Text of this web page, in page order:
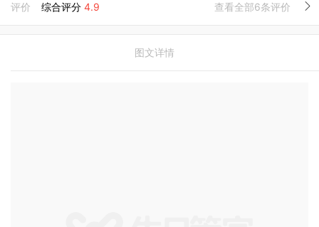
评价 综合评分 4.9 查看全部6条评价
图文详情